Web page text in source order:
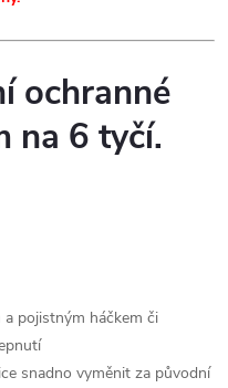
ochranné
na 6 tyčí.
pojistným háčkem či
snadno vyměnit za původní